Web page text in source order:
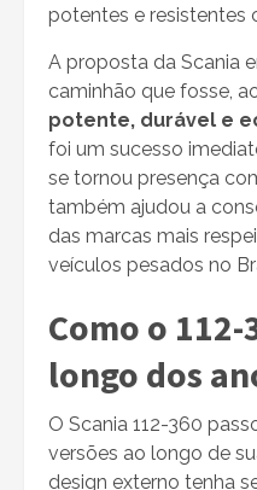
potentes e resistentes
A proposta da Scania
caminhão que fosse,
potente, durável e
foi um sucesso
se tornou presença
também ajudou a
das marcas mais
veículos pesados no
Como o
longo dos
O Scania 112-360
versões ao longo de
design externo tenha